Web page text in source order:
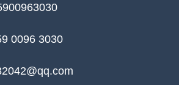
0096 3030